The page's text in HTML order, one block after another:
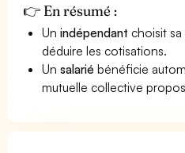
👉 En résumé :
Unindépendant choisit
déduire les cotisations.
Unsalarié bénéficie
mutuelle collective